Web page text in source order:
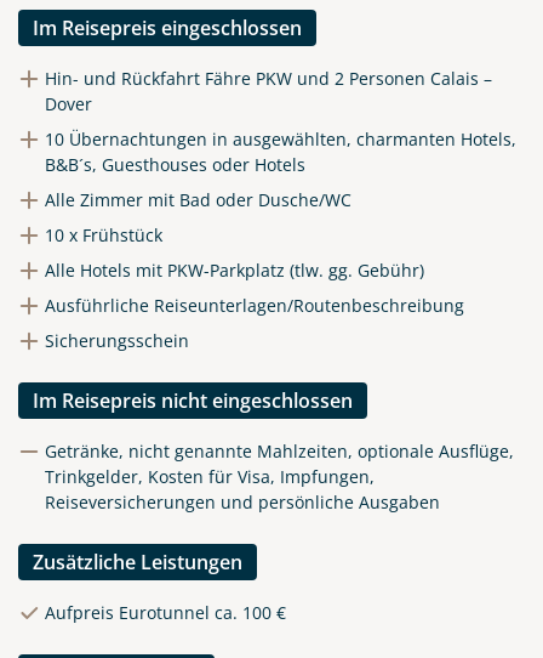
Im Reisepreis eingeschlossen
Hin- und Rückfahrt Fähre PKW und 2 Personen Calais –
Dover
10 Übernachtungen in ausgewählten, charmanten Hotels,
B&B´s, Guesthouses oder Hotels
Alle Zimmer mit Bad oder Dusche/WC
10 x Frühstück
Alle Hotels mit PKW-Parkplatz (tlw. gg. Gebühr)
Ausführliche Reiseunterlagen/Routenbeschreibung
Sicherungsschein
Im Reisepreis nicht eingeschlossen
Getränke, nicht genannte Mahlzeiten, optionale Ausflüge,
Trinkgelder, Kosten für Visa, Impfungen,
Reiseversicherungen und persönliche Ausgaben
Zusätzliche Leistungen
Aufpreis Eurotunnel ca. 100 €